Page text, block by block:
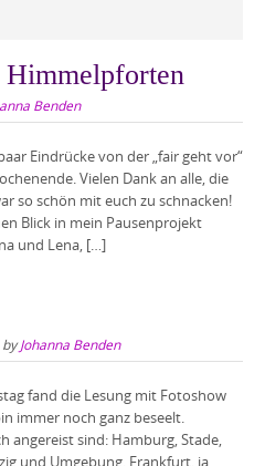
Himmelpforten
Benden
Eindrücke von der „fair geht vor“
Vielen Dank an alle, die
so schön mit euch zu schnacken!
Blick in mein Pausenprojekt
und Lena, […]
byJohanna Benden
fand die Lesung mit Fotoshow
immer noch ganz beseelt.
angereist sind: Hamburg, Stade,
und Umgebung, Frankfurt, ja